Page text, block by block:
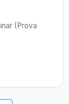
(Prova